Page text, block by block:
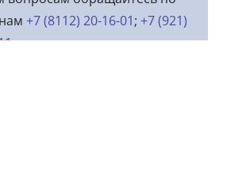
+7 (8112) 20-16-01; +7 (921)
или по e-